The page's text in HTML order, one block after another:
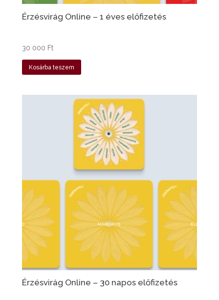
Érzésvirág Online – 1 éves előfizetés
30 000 Ft
Kosárba teszem
Érzésvirág Online – 30 napos előfizetés